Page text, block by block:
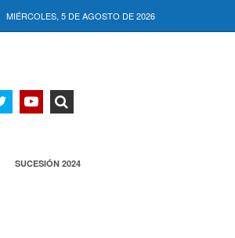
MIÉRCOLES, 5 DE AGOSTO DE 2026
SUCESIÓN 2024